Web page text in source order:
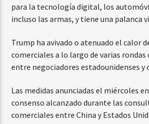
para la tecnología digital, los
incluso las armas, y tiene una palanca
Trump ha avivado o atenuado el calor
comerciales a lo largo de varias rondas
entre negociadores estadounidenses y
Las medidas anunciadas el miércoles
consenso alcanzado durante las
comerciales entre China y Estados